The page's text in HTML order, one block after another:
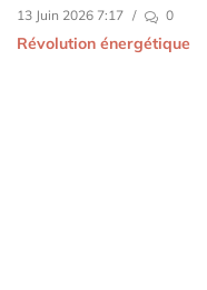
13 Juin 2026 7:17 / 0
Révolution énergétique